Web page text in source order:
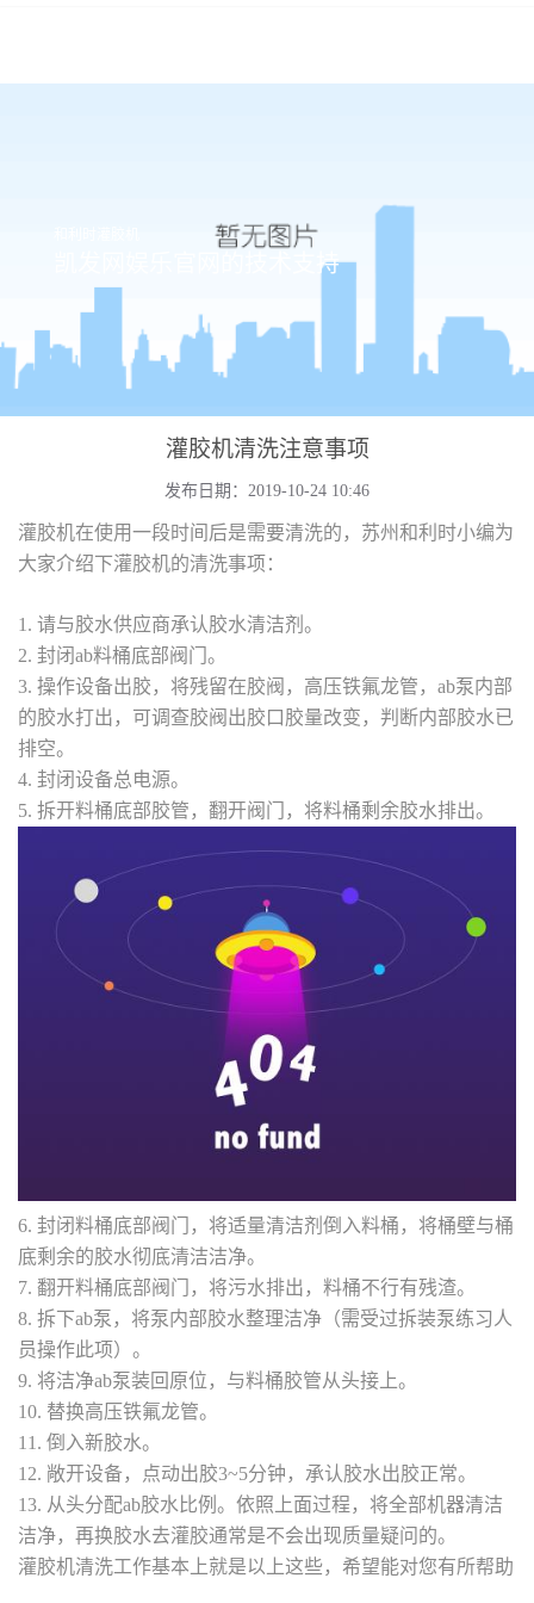
凯发网娱乐官网的技术支持
灌胶机清洗注意事项
发布日期：2019-10-24 10:46
灌胶机在使用一段时间后是需要清洗的，苏州和利时小编为
大家介绍下灌胶机的清洗事项：
1. 请与胶水供应商承认胶水清洁剂。
2. 封闭ab料桶底部阀门。
3. 操作设备出胶，将残留在胶阀，高压铁氟龙管，ab泵内部
的胶水打出，可调查胶阀出胶口胶量改变，判断内部胶水已
排空。
4. 封闭设备总电源。
5. 拆开料桶底部胶管，翻开阀门，将料桶剩余胶水排出。
6. 封闭料桶底部阀门，将适量清洁剂倒入料桶，将桶壁与桶
底剩余的胶水彻底清洁洁净。
7. 翻开料桶底部阀门，将污水排出，料桶不行有残渣。
8. 拆下ab泵，将泵内部胶水整理洁净（需受过拆装泵练习人
员操作此项）。
9. 将洁净ab泵装回原位，与料桶胶管从头接上。
10. 替换高压铁氟龙管。
11. 倒入新胶水。
12. 敞开设备，点动出胶3~5分钟，承认胶水出胶正常。
13. 从头分配ab胶水比例。依照上面过程，将全部机器清洁
洁净，再换胶水去灌胶通常是不会出现质量疑问的。
灌胶机清洗工作基本上就是以上这些，希望能对您有所帮助